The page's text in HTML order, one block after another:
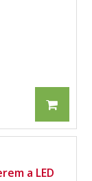
a LED